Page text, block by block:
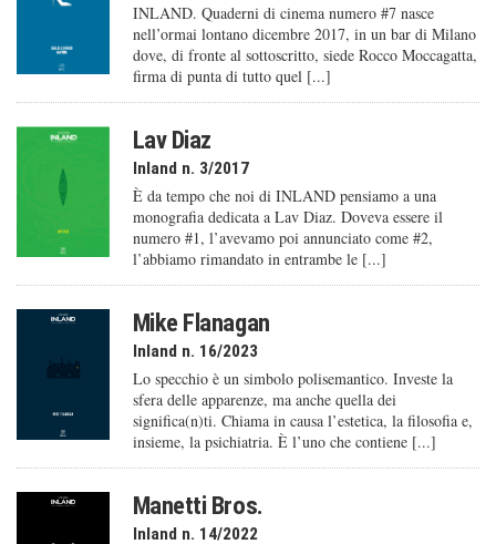
INLAND. Quaderni di cinema numero #7 nasce
nell’ormai lontano dicembre 2017, in un bar di Milano
dove, di fronte al sottoscritto, siede Rocco Moccagatta,
firma di punta di tutto quel [...]
Lav Diaz
Inland n. 3/2017
È da tempo che noi di INLAND pensiamo a una
monografia dedicata a Lav Diaz. Doveva essere il
numero #1, l’avevamo poi annunciato come #2,
l’abbiamo rimandato in entrambe le [...]
Mike Flanagan
Inland n. 16/2023
Lo specchio è un simbolo polisemantico. Investe la
sfera delle apparenze, ma anche quella dei
significa(n)ti. Chiama in causa l’estetica, la filosofia e,
insieme, la psichiatria. È l’uno che contiene [...]
Manetti Bros.
Inland n. 14/2022